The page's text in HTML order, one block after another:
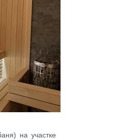
на участке